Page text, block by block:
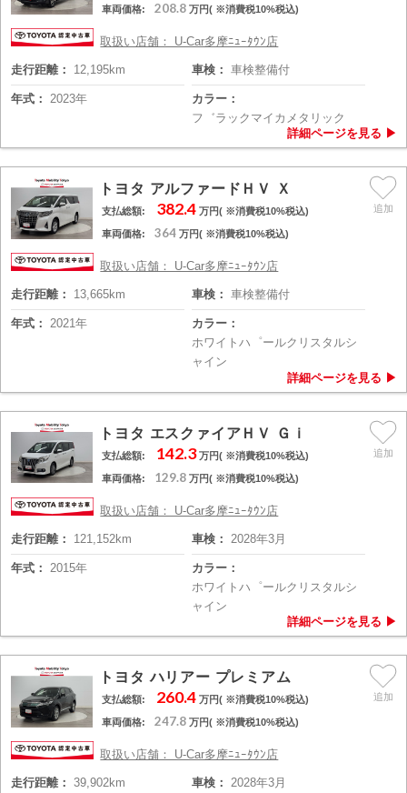
車両価格: 208.8 万円( ※消費税10%税込)
取扱い店舗： U-Car多摩ﾆｭｰﾀｳﾝ店
走行距離： 12,195km 車検： 車検整備付
年式： 2023年
カラー：
フ゛ラックマイカメタリック
トヨタ アルファードＨＶ Ｘ
支払総額: 382.4万円( ※消費税10%税込)
車両価格: 364 万円( ※消費税10%税込)
取扱い店舗： U-Car多摩ﾆｭｰﾀｳﾝ店
走行距離： 13,665km 車検： 車検整備付
年式： 2021年
カラー：
ホワイトハ゜ールクリスタルシ
ャイン
トヨタ エスクァイアＨＶ Ｇｉ
支払総額: 142.3万円( ※消費税10%税込)
車両価格: 129.8 万円( ※消費税10%税込)
取扱い店舗： U-Car多摩ﾆｭｰﾀｳﾝ店
走行距離： 121,152km 車検： 2028年3月
年式： 2015年
カラー：
ホワイトハ゜ールクリスタルシ
ャイン
トヨタ ハリアー プレミアム
支払総額: 260.4万円( ※消費税10%税込)
車両価格: 247.8 万円( ※消費税10%税込)
取扱い店舗： U-Car多摩ﾆｭｰﾀｳﾝ店
走行距離： 39,902km 車検： 2028年3月